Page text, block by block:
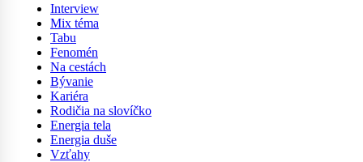
Interview
Mix téma
Tabu
Fenomén
Na cestách
Bývanie
Kariéra
Rodičia na slovíčko
Energia tela
Energia duše
Vzťahy